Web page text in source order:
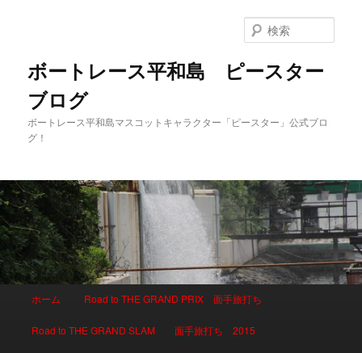
ボートレース平和島 ピースター
ブログ
ボートレース平和島マスコットキャラクター「ピースター」公式ブロ
グ！
索
メインコンテンツへ移動
サブコンテンツへ移動
ホーム Road to THE GRAND PRIX 面手旅打ち
Road to THE GRAND SLAM 面手旅打ち 2015